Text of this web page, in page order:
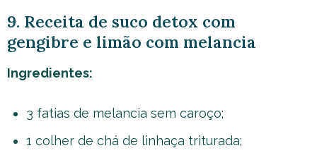
9. Receita de suco detox com
gengibre e limão com melancia
Ingredientes:
3 fatias de melancia sem caroço;
1 colher de chá de linhaça triturada;